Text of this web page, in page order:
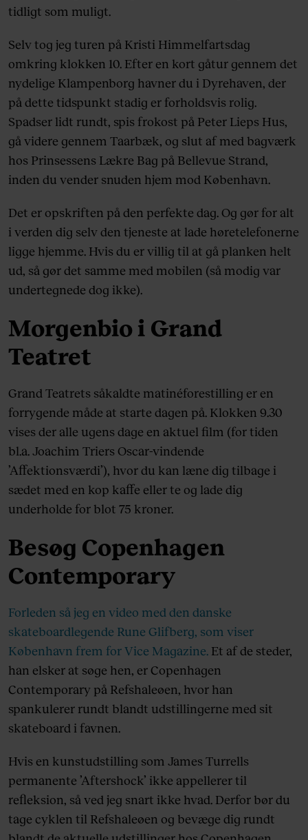
tidligt som muligt.
Selv tog jeg turen på Kristi Himmelfartsdag
omkring klokken 10. Efter en kort gåtur gennem det
nydelige Klampenborg havner du i Dyrehaven, der
på dette tidspunkt stadig er forholdsvis rolig.
Spadser lidt rundt, spis frokost på Peter Lieps Hus,
gå videre gennem Taarbæk, og slut af med bagværk
hos Prinsessens Lækre Bag på Bellevue Strand,
inden du vender snuden hjem mod København.
Det er opskriften på den perfekte dag. Og gør for alt
i verden dig selv den tjeneste at lade høretelefonerne
ligge hjemme. Hvis du er villig til at gå planken helt
ud, så gør det samme med mobilen (så modig var
undertegnede dog ikke).
Morgenbio i Grand
Teatret
Grand Teatrets såkaldte matinéforestilling er en
forrygende måde at starte dagen på. Klokken 9.30
vises der alle ugens dage en aktuel film (for tiden
bl.a. Joachim Triers Oscar-vindende
’Affektionsværdi’), hvor du kan læne dig tilbage i
sædet med en kop kaffe eller te og lade dig
underholde for blot 75 kroner.
Besøg Copenhagen
Contemporary
Forleden så jeg en video med den danske
skateboardlegende Rune Glifberg, som viser
København frem for Vice Magazine. Et af de steder,
han elsker at søge hen, er Copenhagen
Contemporary på Refshaleøen, hvor han
spankulerer rundt blandt udstillingerne med sit
skateboard i favnen.
Hvis en kunstudstilling som James Turrells
permanente ’Aftershock’ ikke appellerer til
refleksion, så ved jeg snart ikke hvad. Derfor bør du
tage cyklen til Refshaleøen og bevæge dig rundt